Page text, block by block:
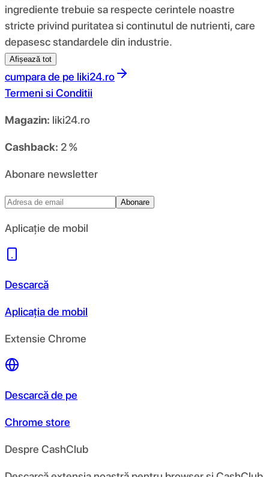
ingrediente trebuie sa respecte cerintele noastre
stricte privind puritatea si continutul de nutrienti, care
depasesc standardele din industrie.
Afișează tot
cumpara de pe liki24.ro
Termeni si Conditii
Magazin: liki24.ro
Cashback: 2 %
Abonare newsletter
Abonare
Aplicație de mobil
Descarcă
Aplicația de mobil
Extensie Chrome
Descarcă de pe
Chrome store
Despre CashClub